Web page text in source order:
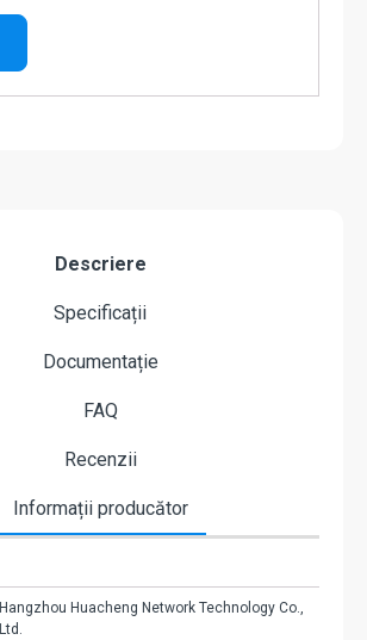
Descriere
Specificații
Documentație
FAQ
Recenzii
Informații producător
Hangzhou Huacheng Network Technology Co.,
Ltd.